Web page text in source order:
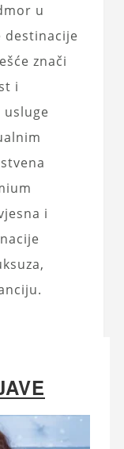
u
destinacije
znači
i
i